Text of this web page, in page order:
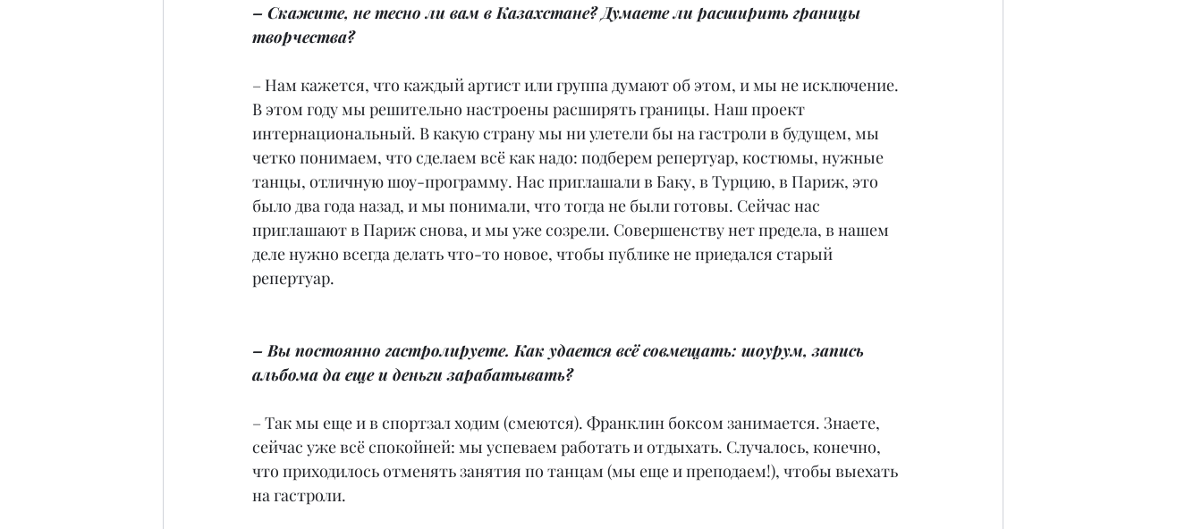
– Скажите, не тесно ли вам в Казахстане? Думаете ли расширить границы
творчества?
– Нам кажется, что каждый артист или группа думают об этом, и мы не исключение.
В этом году мы решительно настроены расширять границы. Наш проект
интернациональный. В какую страну мы ни улетели бы на гастроли в будущем, мы
четко понимаем, что сделаем всё как надо: подберем репертуар, костюмы, нужные
танцы, отличную шоу-программу. Нас приглашали в Баку, в Турцию, в Париж, это
было два года назад, и мы понимали, что тогда не были готовы. Сейчас нас
приглашают в Париж снова, и мы уже созрели. Совершенству нет предела, в нашем
деле нужно всегда делать что-то новое, чтобы публике не приедался старый
репертуар.
– Вы постоянно гастролируете. Как удается всё совмещать: шоурум, запись
альбома да еще и деньги зарабатывать?
– Так мы еще и в спортзал ходим (смеются). Франклин боксом занимается. Знаете,
сейчас уже всё спокойней: мы успеваем работать и отдыхать. Случалось, конечно,
что приходилось отменять занятия по танцам (мы еще и преподаем!), чтобы выехать
на гастроли.